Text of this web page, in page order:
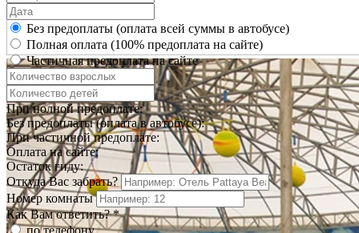
Без предоплаты (оплата всей суммы в автобусе)
Полная оплата (100% предоплата на сайте)
Частичная предоплата на сайте
При полной предоплате:
Без предоплаты (оплата в автобусе):
При частичной предоплате:
Оплата на сайте:
Остаток гиду:
Откуда Вас забрать?
Номер комнаты
Как Вам ответить? *